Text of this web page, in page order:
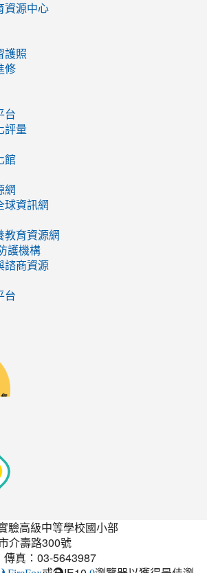
資源中心
護照
修
台
評量
館
網
球資訊網
教育資源網
護機構
諮商資源
台
http://seedschool.sunflower.org.tw/
驗高級中等學校國小部
介壽路300號
真：03-5643987